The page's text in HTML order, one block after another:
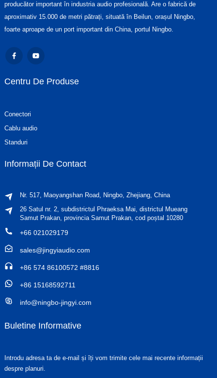
producător important în industria audio profesională. Are o fabrică de
aproximativ 15.000 de metri pătrați, situată în Beilun, orașul Ningbo,
foarte aproape de un port important din China, portul Ningbo.
Centru De Produse
Conectori
Cablu audio
Standuri
Informații De Contact
Nr. 517, Maoyangshan Road, Ningbo, Zhejiang, China
26 Satul nr. 2, subdistrictul Phraeksa Mai, districtul Mueang
Samut Prakan, provincia Samut Prakan, cod poștal 10280
+66 021029179
sales@jingyiaudio.com
+86 574 86100572 #8816
+86 15168592711
info@ningbo-jingyi.com
Buletine Informative
Introdu adresa ta de e-mail și îți vom trimite cele mai recente informații
despre planuri.